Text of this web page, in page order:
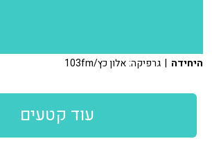
היחידה | גרפיקה: אלון כץ/103fm
עוד קטעים